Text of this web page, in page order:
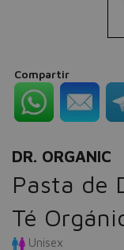
Compartir
DR. ORGANIC
Pasta de
Té
Unisex